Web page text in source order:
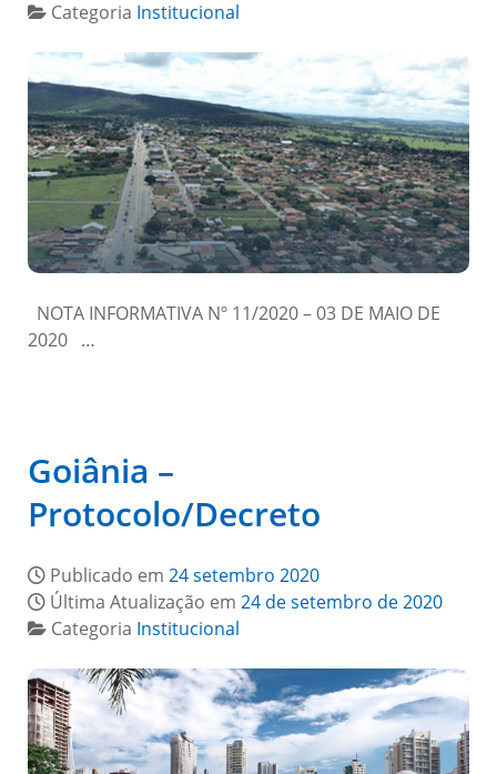
Categoria Institucional
NOTA INFORMATIVA Nº 11/2020 – 03 DE MAIO DE
2020 …
Goiânia –
Protocolo/Decreto
Publicado em 24 setembro 2020
Última Atualização em 24 de setembro de 2020
Categoria Institucional